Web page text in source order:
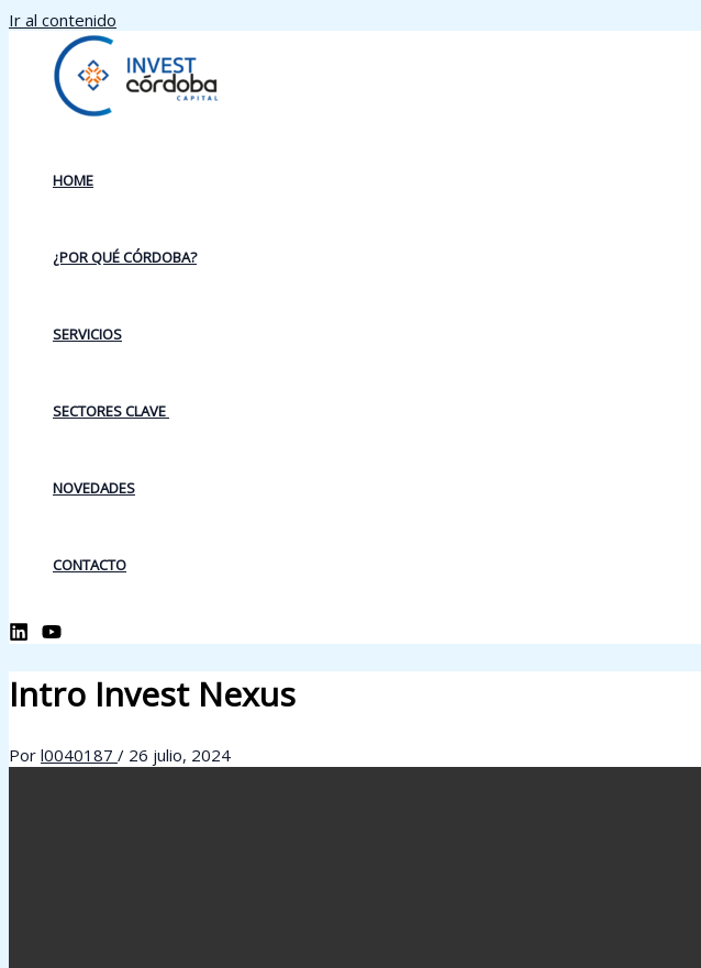
Ir al contenido
HOME
¿POR QUÉ CÓRDOBA?
SERVICIOS
SECTORES CLAVE
NOVEDADES
CONTACTO
Intro Invest Nexus
Por l0040187 / 26 julio, 2024